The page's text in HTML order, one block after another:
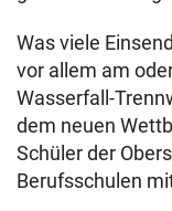
Was viele
vor allem am
Wasserfall-
dem neuen
Schüler der
Berufsschulen